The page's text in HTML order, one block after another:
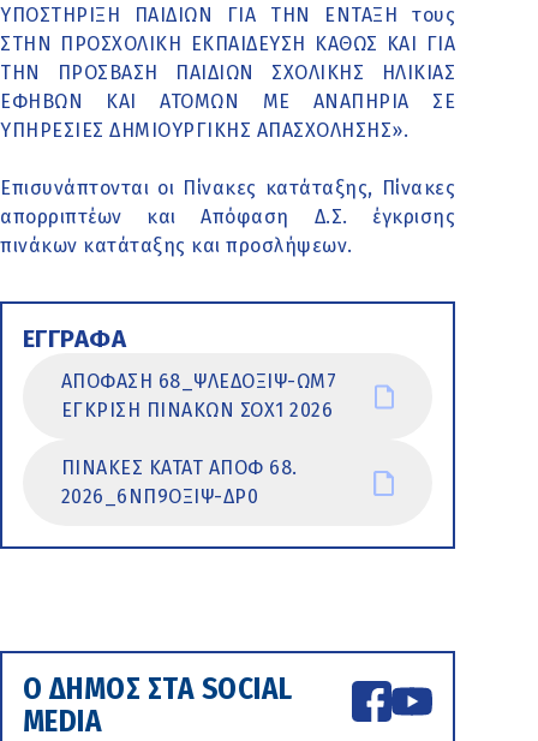
ΥΠΟΣΤΗΡΙΞΗ ΠΑΙΔΙΩΝ ΓΙΑ ΤΗΝ ΕΝΤΑΞΗ τους
ΣΤΗΝ ΠΡΟΣΧΟΛΙΚΗ ΕΚΠΑΙΔΕΥΣΗ ΚΑΘΩΣ ΚΑΙ ΓΙΑ
ΤΗΝ ΠΡΟΣΒΑΣΗ ΠΑΙΔΙΩΝ ΣΧΟΛΙΚΗΣ ΗΛΙΚΙΑΣ
ΕΦΗΒΩΝ ΚΑΙ ΑΤΟΜΩΝ ΜΕ ΑΝΑΠΗΡΙΑ ΣΕ
ΥΠΗΡΕΣΙΕΣ ΔΗΜΙΟΥΡΓΙΚΗΣ ΑΠΑΣΧΟΛΗΣΗΣ».
Επισυνάπτονται οι Πίνακες κατάταξης, Πίνακες
απορριπτέων και Απόφαση Δ.Σ. έγκρισης
πινάκων κατάταξης και προσλήψεων.
ΕΓΓΡΑΦΑ
ΑΠΟΦΑΣΗ 68_ΨΛΕΔΟΞΙΨ-ΩΜ7
ΕΓΚΡΙΣΗ ΠΙΝΑΚΩΝ ΣΟΧ1 2026
ΠΙΝΑΚΕΣ ΚΑΤΑΤ ΑΠΟΦ 68.
2026_6ΝΠ9ΟΞΙΨ-ΔΡ0
Ο ΔΗΜΟΣ ΣΤΑ SOCIAL
MEDIA